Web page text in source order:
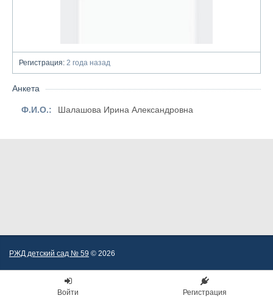
Регистрация: 2 года назад
Анкета
Ф.И.О.: Шалашова Ирина Александровна
РЖД детский сад № 59 © 2026
Войти Регистрация